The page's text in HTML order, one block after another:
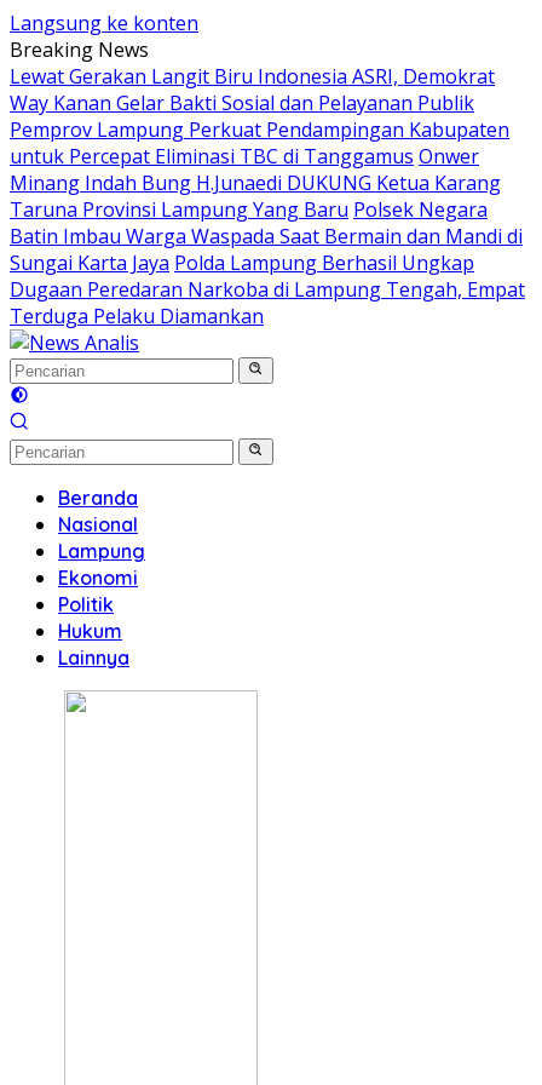
Langsung ke konten
Breaking News
Lewat Gerakan Langit Biru Indonesia ASRI, Demokrat
Way Kanan Gelar Bakti Sosial dan Pelayanan Publik
Pemprov Lampung Perkuat Pendampingan Kabupaten
untuk Percepat Eliminasi TBC di Tanggamus Onwer
Minang Indah Bung H.Junaedi DUKUNG Ketua Karang
Taruna Provinsi Lampung Yang Baru Polsek Negara
Batin Imbau Warga Waspada Saat Bermain dan Mandi di
Sungai Karta Jaya Polda Lampung Berhasil Ungkap
Dugaan Peredaran Narkoba di Lampung Tengah, Empat
Terduga Pelaku Diamankan
Beranda
Nasional
Lampung
Ekonomi
Politik
Hukum
Lainnya